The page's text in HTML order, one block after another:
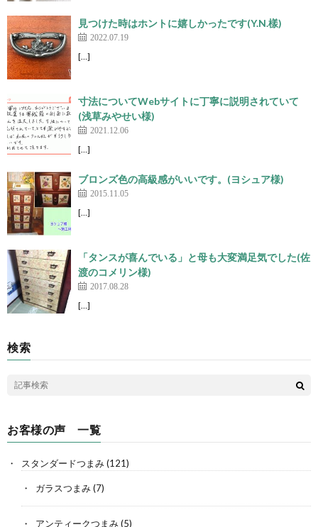
見つけた時はホントに嬉しかったです(Y.N.樣)
2022.07.19
[…]
寸法についてWebサイトに丁寧に説明されていて
(浅草みやせい様)
2021.12.06
[…]
ブロンズ色の高級感がいいです。(ヨシュア様)
2015.11.05
[…]
「タンスが喜んでいる」と母も大変満足気でした(佐
渡のコメリン様)
2017.08.28
[…]
検索
お客様の声 一覧
スタンダードつまみ(121)
ガラスつまみ(7)
アンティークつまみ(5)